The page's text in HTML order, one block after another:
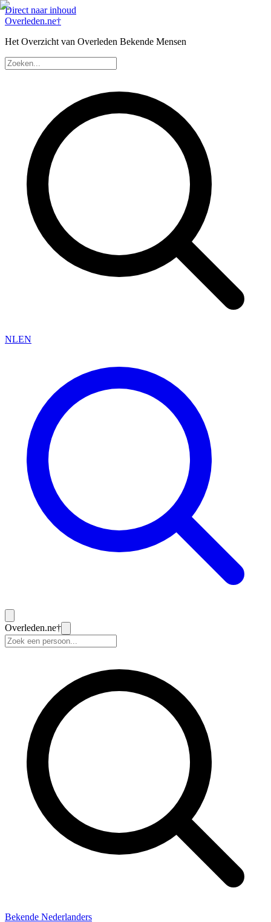
Direct naar inhoud
Overleden.ne†
Het Overzicht van Overleden Bekende Mensen
NLEN
Overleden.ne†
Bekende Nederlanders